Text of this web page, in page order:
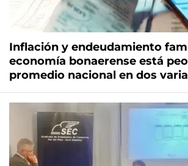
Inflación y endeudamiento
economía bonaerense está
promedio nacional en dos